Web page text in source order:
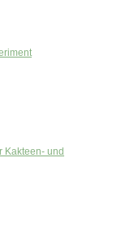
Kakteen- und